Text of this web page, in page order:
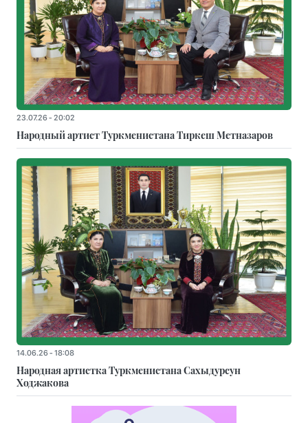
23.07.26 - 20:02
Народный артист Туркменистана Тиркеш Мeтназаров
14.06.26 - 18:08
Народная артистка Туркменистана Сахыдурсун
Ходжакова